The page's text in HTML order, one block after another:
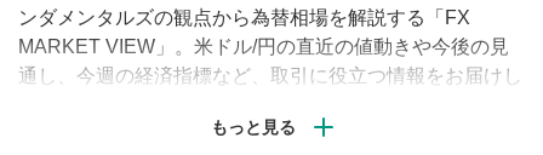
ンダメンタルズの観点から為替相場を解説する「FX
MARKET VIEW」。米ドル/円の直近の値動きや今後の見
通し、今週の経済指標など、取引に役立つ情報をお届けし